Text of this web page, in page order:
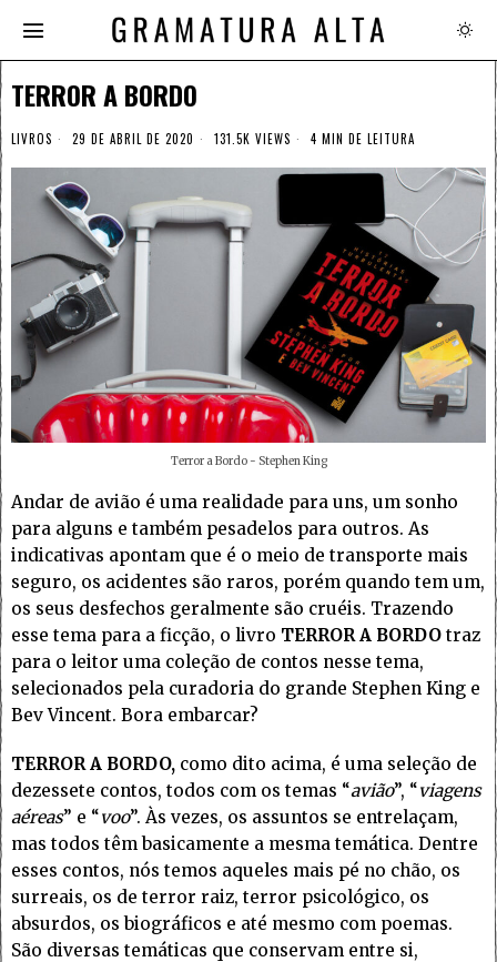
TERROR A BORDO
LIVROS 29 DE ABRIL DE 2020 131.5K VIEWS 4 MIN DE LEITURA
Terror a Bordo - Stephen King
Andar de avião é uma realidade para uns, um sonho
para alguns e também pesadelos para outros. As
indicativas apontam que é o meio de transporte mais
seguro, os acidentes são raros, porém quando tem um,
os seus desfechos geralmente são cruéis. Trazendo
esse tema para a ficção, o livro TERROR A BORDO traz
para o leitor uma coleção de contos nesse tema,
selecionados pela curadoria do grande Stephen King e
Bev Vincent. Bora embarcar?
TERROR A BORDO, como dito acima, é uma seleção de
dezessete contos, todos com os temas “avião”, “viagens
aéreas” e “voo”. Às vezes, os assuntos se entrelaçam,
mas todos têm basicamente a mesma temática. Dentre
esses contos, nós temos aqueles mais pé no chão, os
surreais, os de terror raiz, terror psicológico, os
absurdos, os biográficos e até mesmo com poemas.
São diversas temáticas que conservam entre si,